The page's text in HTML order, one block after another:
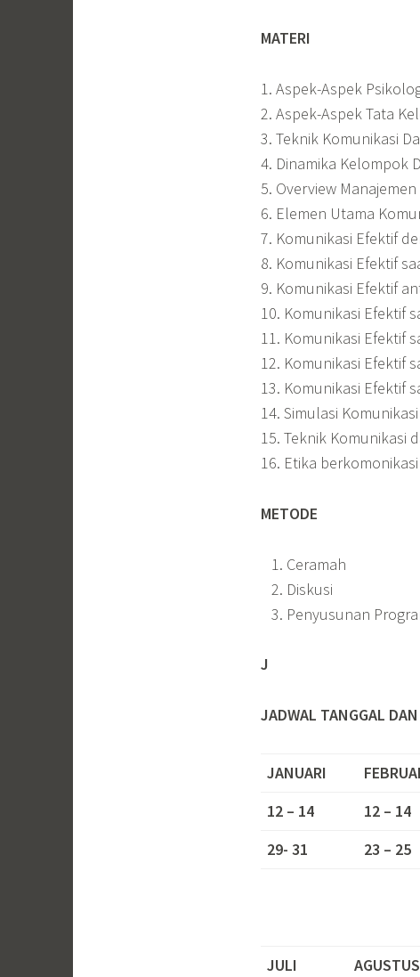
MATERI
1. Aspek-Aspek
2. Aspek-Aspek Tata
3. Teknik Komunikasi
4. Dinamika Kelompok
5. Overview
6. Elemen Utama
7. Komunikasi Efektif
8. Komunikasi Efektif
9. Komunikasi Efektif
10. Komunikasi Efektif
11. Komunikasi Efektif
12. Komunikasi Efektif
13. Komunikasi Efektif
14. Simulasi
15. Teknik Komunikasi
16. Etika
METODE
Ceramah
Diskusi
Penyusunan
J
JADWAL TANGGAL
JANUARI
12 – 14
12 – 14
29- 31
23 – 25
JULI AGUSTUS